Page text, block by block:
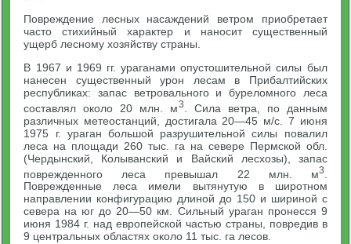
Повреждение лесных насаждений ветром приобретает
часто стихийный характер и наносит существенный
ущерб лесному хозяйству страны.
В 1967 и 1969 гг. ураганами опустошительной силы был
нанесен существенный урон лесам в Прибалтийских
республиках: запас ветровального и буреломного леса
составлял около 20 млн. м3
. Сила ветра, по данным
различных метеостанций, достигала 20—45 м/с. 7 июня
1975 г. ураган большой разрушительной силы повалил
леса на площади 260 тыс. га на севере Пермской обл.
(Чердынский, Колыванский и Вайский лесхозы), запас
поврежденного леса превышал 22 млн. м3
Поврежденные леса имели вытянутую в широтном
направлении конфигурацию длиной до 150 и шириной с
севера на юг до 20—50 км. Сильный ураган пронесся 9
июня 1984 г. над европейской частью страны, повредив в
9 центральных областях около 11 тыс. га лесов.